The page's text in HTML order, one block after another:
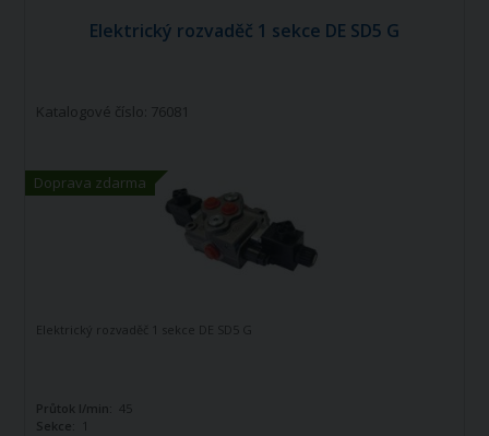
Elektrický rozvaděč 1 sekce DE SD5 G
Doprava zdarma
Katalogové číslo: 76081
Elektrický rozvaděč 1 sekce DE SD5 G
Průtok l/min:
45
Sekce:
1